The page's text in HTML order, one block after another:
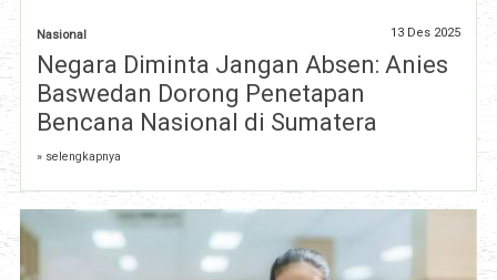
Nasional 13 Des 2025
Negara Diminta Jangan Absen: Anies
Baswedan Dorong Penetapan
Bencana Nasional di Sumatera
» selengkapnya